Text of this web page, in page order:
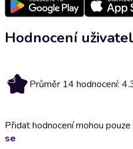
Hodnocení
4.3 Průměr 14 hodnocení:
Přidat hodnocení mohou
se